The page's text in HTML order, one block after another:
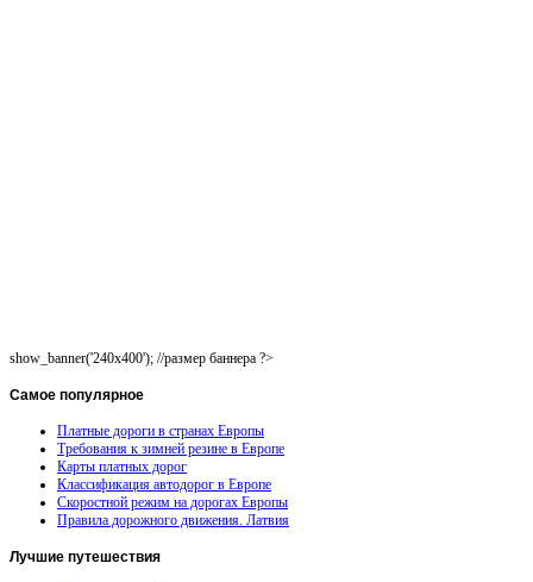
show_banner('240x400'); //размер баннера ?>
Самое популярное
Платные дороги в странах Европы
Требования к зимней резине в Европе
Карты платных дорог
Классификация автодорог в Европе
Скоростной режим на дорогах Европы
Правила дорожного движения. Латвия
Лучшие путешествия